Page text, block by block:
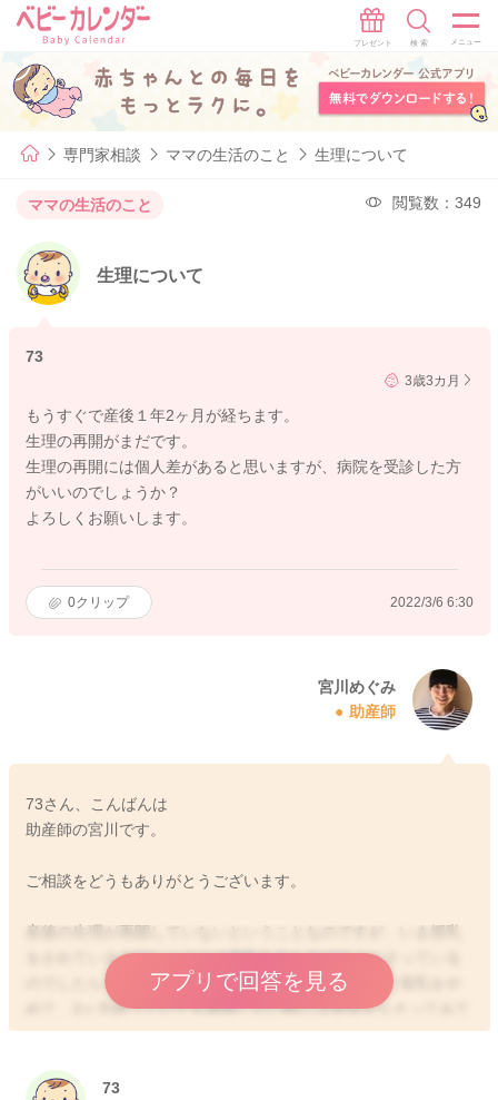
専門家相談 ママの生活のこと 生理について
ママの生活のこと 閲覧数：349
生理について
73
3歳3カ月
もうすぐで産後１年2ヶ月が経ちます。
生理の再開がまだです。
生理の再開には個人差があると思いますが、病院を受診した方
がいいのでしょうか？
よろしくお願いします。
0クリップ 2022/3/6 6:30
宮川めぐみ
助産師
73さん、こんばんは
助産師の宮川です。
ご相談をどうもありがとうございます。
産後の生理が再開していないということなのですが、いま授乳
をされているのでしょうか？母乳を今もあげてくださっている
のでしたら、再開していなくてもいいですよ。完全に母乳をや
めて、3ヶ月経っていても再開しない時には受診をなさってみて
ください。
アプリで回答を見る
73